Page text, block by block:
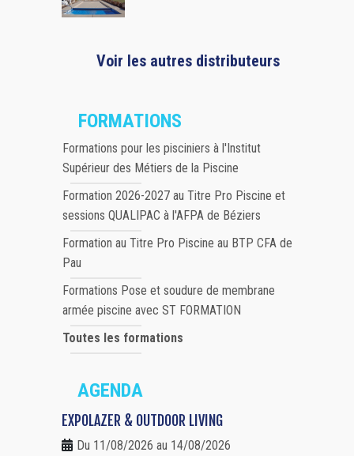
Voir les autres distributeurs
FORMATIONS
Formations pour les pisciniers à l'Institut
Supérieur des Métiers de la Piscine
Formation 2026-2027 au Titre Pro Piscine et
sessions QUALIPAC à l'AFPA de Béziers
Formation au Titre Pro Piscine au BTP CFA de
Pau
Formations Pose et soudure de membrane
armée piscine avec ST FORMATION
Toutes les formations
AGENDA
EXPOLAZER & OUTDOOR LIVING
Du 11/08/2026 au 14/08/2026